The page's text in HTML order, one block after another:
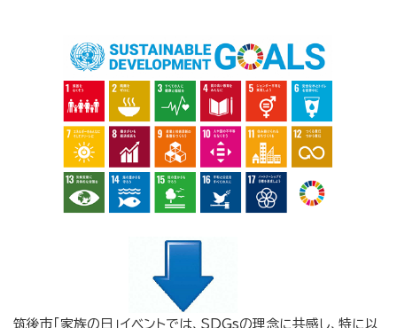
筑後市「家族の日」イベントでは、SDGsの理念に共感し、特に以